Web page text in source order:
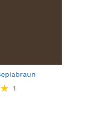
1